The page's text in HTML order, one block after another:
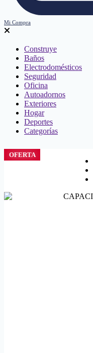
Mi Compra
Construye
Baños
Electrodomésticos
Seguridad
Oficina
Autoadornos
Exteriores
Hogar
Deportes
Categorías
OFERTA